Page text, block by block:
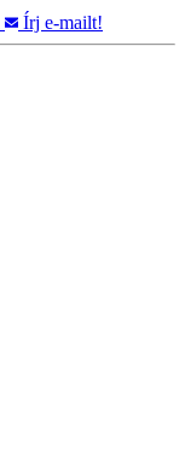
Írj e-mailt!